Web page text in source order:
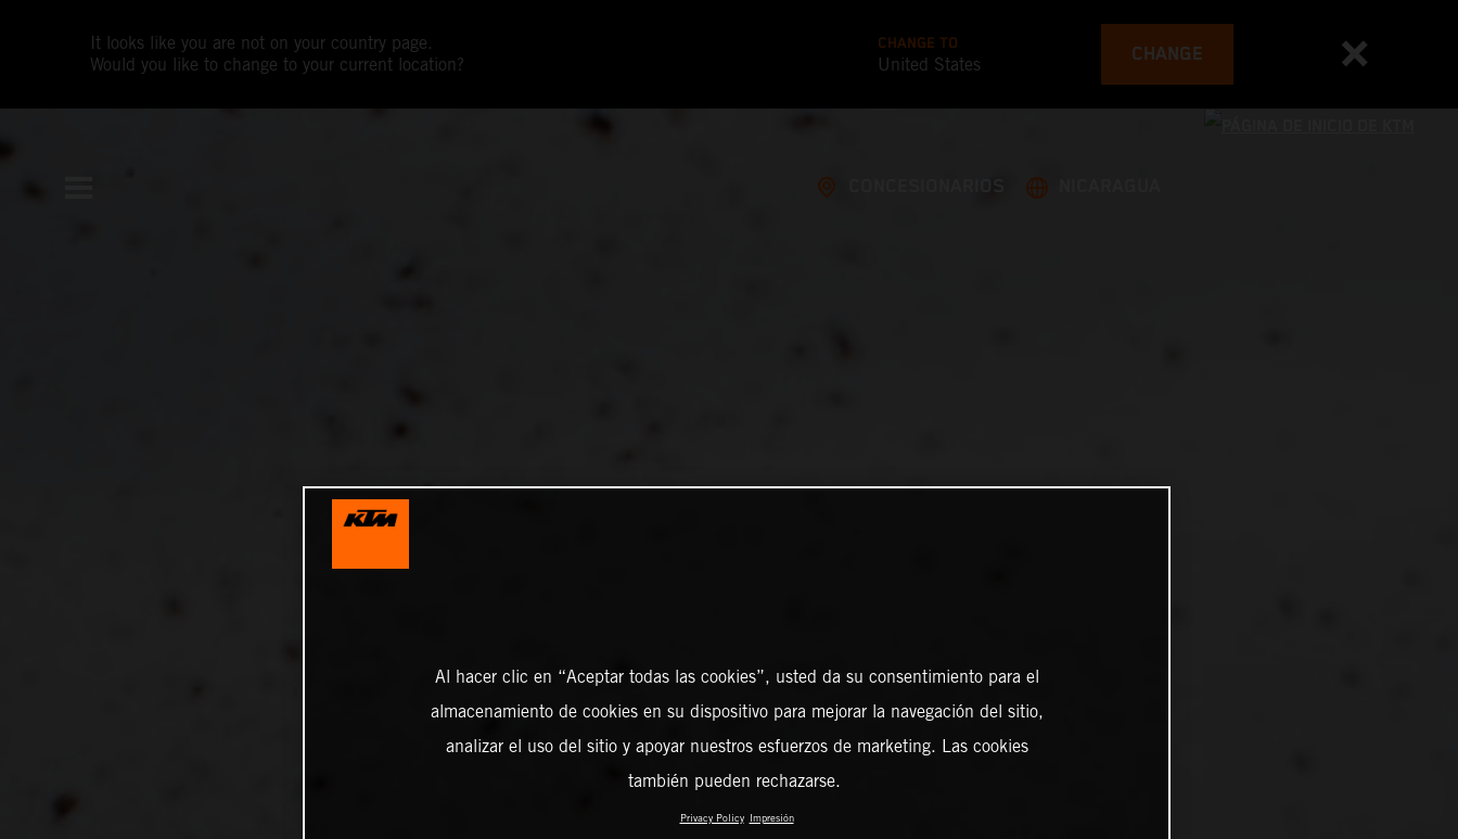
It looks like you are not on your country page.
Would you like to change to your current location?
CHANGE TO
United States CHANGE
Al hacer clic en “Aceptar todas las cookies”, usted da su consentimiento para el
almacenamiento de cookies en su dispositivo para mejorar la navegación del sitio,
analizar el uso del sitio y apoyar nuestros esfuerzos de marketing. Las cookies
también pueden rechazarse.
Privacy Policy Impresión